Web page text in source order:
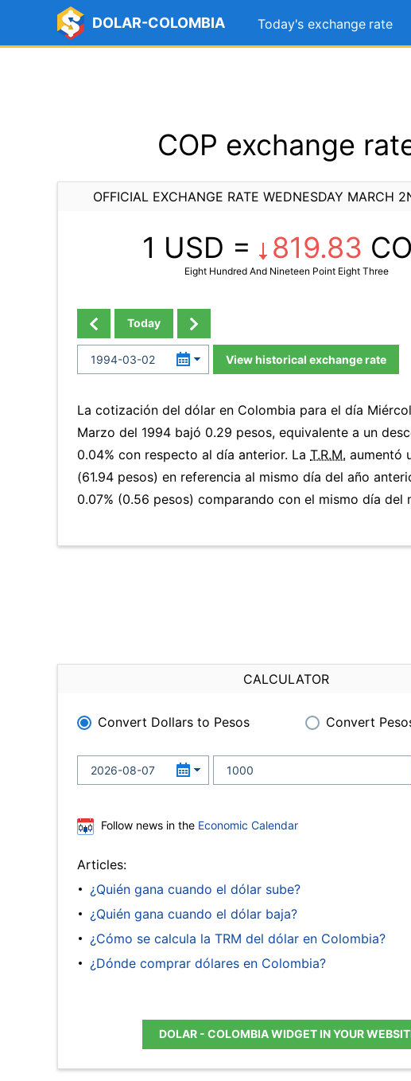
DOLAR-COLOMBIA Today's exchange rate
COP exchange
OFFICIAL EXCHANGE RATE WEDNESDAY MARCH
1 USD = 819.83
Eight Hundred And Nineteen Point Eight Three
Today
View historical exchange rate
La cotización del dólar en Colombia para el día
Marzo del 1994 bajó 0.29 pesos, equivalente a un
0.04% con respecto al día anterior. La T.R.M. aumentó
(61.94 pesos) en referencia al mismo día del año
0.07% (0.56 pesos) comparando con el mismo día del
CALCULATOR
Convert Dollars to Pesos Convert
Follow news in the Economic Calendar
Articles:
¿Quién gana cuando el dólar sube?
¿Quién gana cuando el dólar baja?
¿Cómo se calcula la TRM del dólar en Colombia?
¿Dónde comprar dólares en Colombia?
DOLAR - COLOMBIA WIDGET IN YOUR